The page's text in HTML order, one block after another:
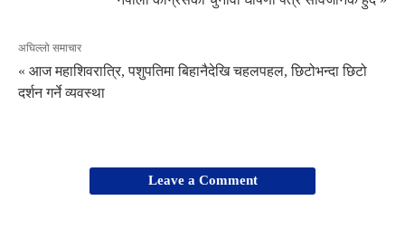
अघिल्लो समाचार
« आज महाशिवरात्रि, पशुपतिमा बिहानैदेखि चहलपहल, छिटोभन्दा छिटो
दर्शन गर्ने व्यवस्था
Leave a Comment